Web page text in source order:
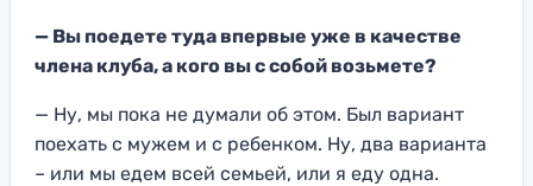
— Вы поедете туда впервые уже в качестве
члена клуба, а кого вы с собой возьмете?
— Ну, мы пока не думали об этом. Был вариант
поехать с мужем и с ребенком. Ну, два варианта
– или мы едем всей семьей, или я еду одна.